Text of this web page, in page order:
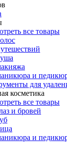
все товары
и
для
косметика
все товары
и бровей
и